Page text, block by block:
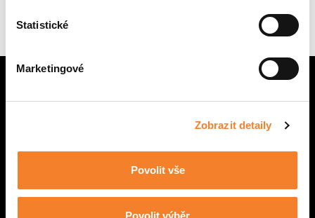
Statistické
Marketingové
Zobrazit detaily
Povolit vše
Povolit výběr
POBOČKA PRAHA